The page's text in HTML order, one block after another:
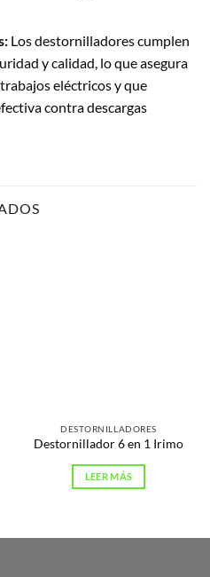
Los destornilladores cumplen
y calidad, lo que asegura
eléctricos y que
contra descargas
DESTORNILLADORES
Destornillador 6 en 1 Irimo
LEER MÁS